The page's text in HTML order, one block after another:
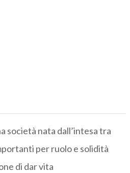
società nata dall’intesa tra
per ruolo e solidità
di dar vita